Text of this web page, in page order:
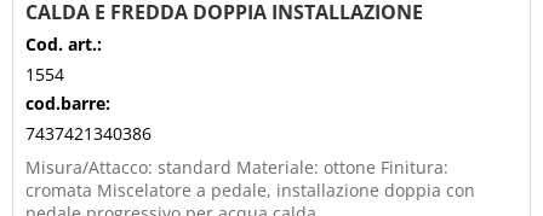
CALDA E FREDDA DOPPIA INSTALLAZIONE
Cod. art.:
1554
cod.barre:
7437421340386
Misura/Attacco: standard Materiale: ottone Finitura:
cromata Miscelatore a pedale, installazione doppia con